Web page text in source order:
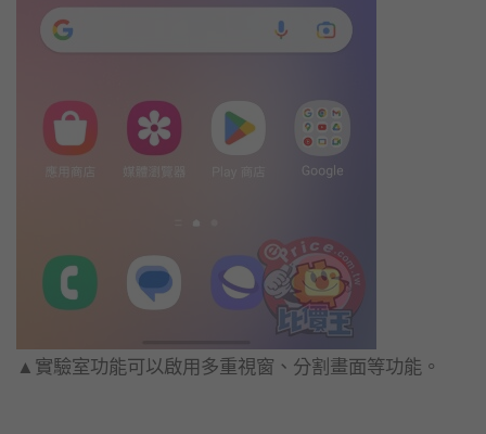
▲實驗室功能可以啟用多重視窗、分割畫面等功能。